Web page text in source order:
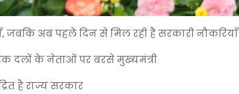
जबकि अब पहले दिन से मिल रही हैं सरकारी नौकरियाँ
दलों के नेताओं पर बरसे मुख्यमंत्री
है राज्य सरकार